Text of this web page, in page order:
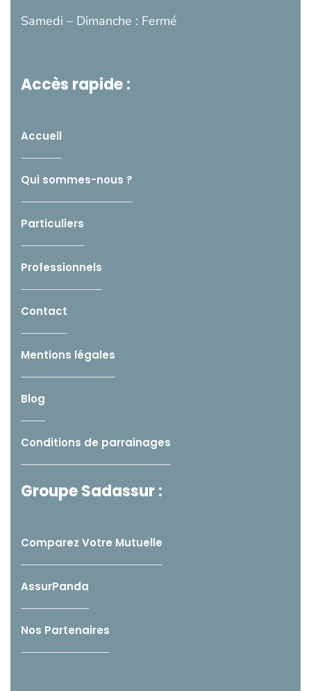
Samedi – Dimanche : Fermé
Accès rapide :
Accueil
Qui sommes-nous ?
Particuliers
Professionnels
Contact
Mentions légales
Blog
Conditions de parrainages
Groupe Sadassur :
Comparez Votre Mutuelle
AssurPanda
Nos Partenaires